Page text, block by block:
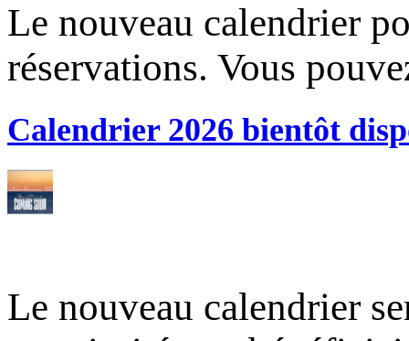
Le nouveau calendrier
réservations. Vous
Calendrier 2026 bientôt
Le nouveau calendrier